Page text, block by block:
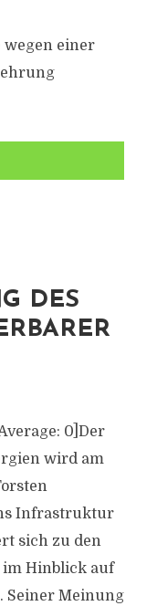
einer
DES
0]Der
wird am
Infrastruktur
sich zu den
Hinblick auf
Seiner Meinung